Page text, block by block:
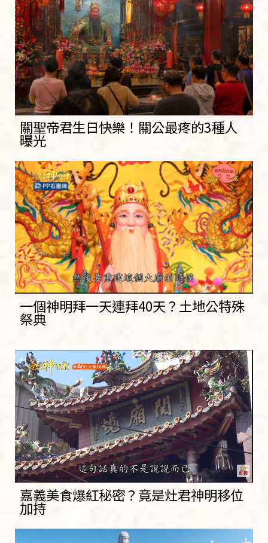
關聖帝君生日快樂！關公最疼的3種人
曝光
一個神明拜一天連拜40天？土地公特殊
祭典
嘉義美食爆紅秘密？竟是灶君神明移位
加持